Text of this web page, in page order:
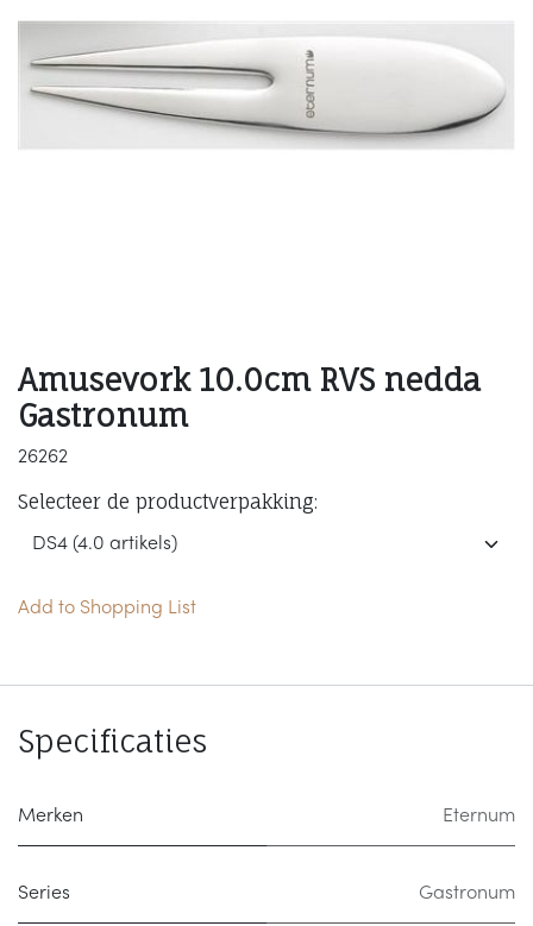
Amusevork 10.0cm RVS nedda
Gastronum
26262
Selecteer de productverpakking:
Add to Shopping List
Specificaties
Merken Eternum
Series Gastronum